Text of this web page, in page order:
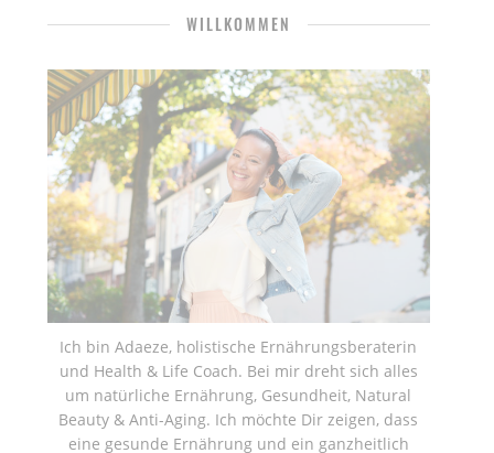
WILLKOMMEN
Ich bin Adaeze, holistische Ernährungsberaterin
und Health & Life Coach. Bei mir dreht sich alles
um natürliche Ernährung, Gesundheit, Natural
Beauty & Anti-Aging. Ich möchte Dir zeigen, dass
eine gesunde Ernährung und ein ganzheitlich